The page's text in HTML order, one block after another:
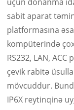
sabit aparat
platformasına
kompüterində
RS232, LAN,
çevik rabitə
mövcuddur.
IP6X reytinqinə